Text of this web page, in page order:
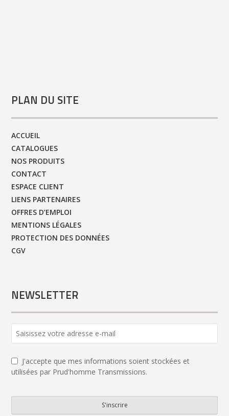
PLAN DU SITE
ACCUEIL
CATALOGUES
NOS PRODUITS
CONTACT
ESPACE CLIENT
LIENS PARTENAIRES
OFFRES D’EMPLOI
MENTIONS LÉGALES
PROTECTION DES DONNÉES
CGV
NEWSLETTER
J'accepte que mes informations soient stockées et
utilisées par Prud'homme Transmissions.
S'inscrire